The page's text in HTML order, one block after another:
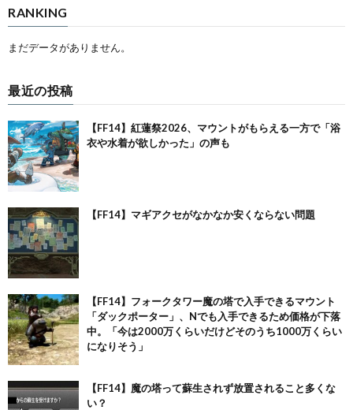
RANKING
まだデータがありません。
最近の投稿
【FF14】紅蓮祭2026、マウントがもらえる一方で「浴
衣や水着が欲しかった」の声も
【FF14】マギアクセがなかなか安くならない問題
【FF14】フォークタワー魔の塔で入手できるマウント
「ダックポーター」、Nでも入手できるため価格が下落
中。「今は2000万くらいだけどそのうち1000万くらい
になりそう」
【FF14】魔の塔って蘇生されず放置されること多くな
い？